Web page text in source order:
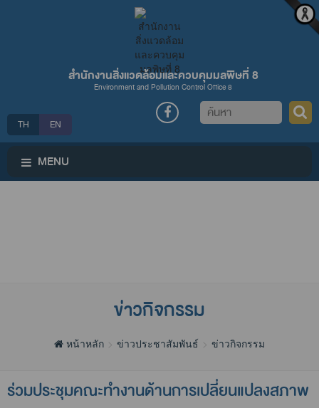
สำนักงานสิ่งแวดล้อมและควบคุมมลพิษที่ 8
Environment and Pollution Control Office 8
TH EN
ค้นหา
MENU
ข่าวกิจกรรม
หน้าหลัก ข่าวประชาสัมพันธ์ ข่าวกิจกรรม
ร่วมประชุมคณะทำงานด้านการเปลี่ยนแปลงสภาพ